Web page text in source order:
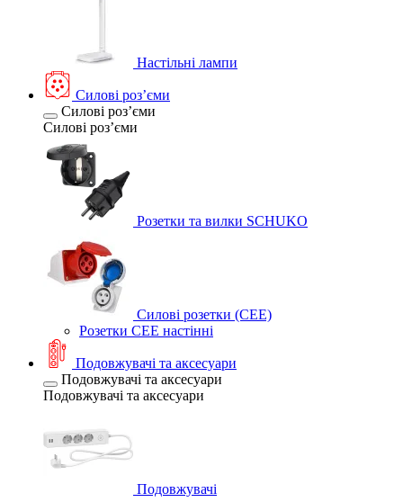
Настільні лампи
Силові розʼєми
Силові розʼєми
Силові розʼєми
Розетки та вилки SCHUKO
Силові розетки (CEE)
Розетки CEE настінні
Подовжувачі та аксесуари
Подовжувачі та аксесуари
Подовжувачі та аксесуари
Подовжувачі